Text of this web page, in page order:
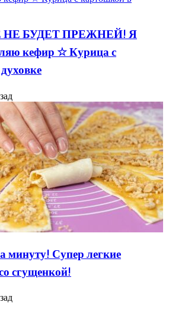
НЕ БУДЕТ ПРЕЖНЕЙ! Я
кефир ☆ Курица с
минуту! Супер легкие
сгущенкой!